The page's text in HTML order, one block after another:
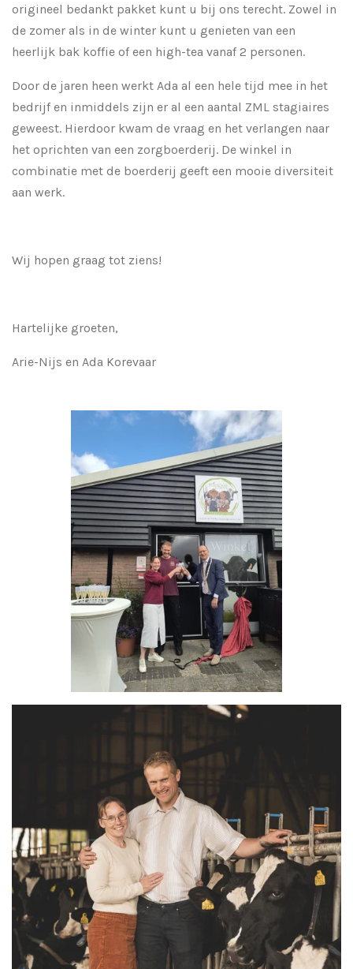
origineel bedankt pakket kunt u bij ons terecht. Zowel in
de zomer als in de winter kunt u genieten van een
heerlijk bak koffie of een high-tea vanaf 2 personen.
Door de jaren heen werkt Ada al een hele tijd mee in het
bedrijf en inmiddels zijn er al een aantal ZML stagiaires
geweest. Hierdoor kwam de vraag en het verlangen naar
het oprichten van een zorgboerderij. De winkel in
combinatie met de boerderij geeft een mooie diversiteit
aan werk.
Wij hopen graag tot ziens!
Hartelijke groeten,
Arie-Nijs en Ada Korevaar